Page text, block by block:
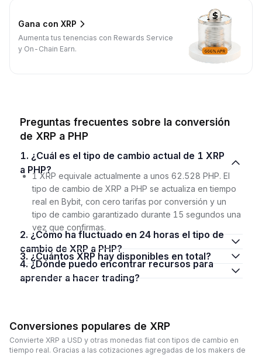
Gana con XRP
Aumenta tus tenencias con Rewards Service
y On-Chain Earn.
Preguntas frecuentes sobre la conversión
de XRP a PHP
1. ¿Cuál es el tipo de cambio actual de 1 XRP
a PHP?
1 XRP equivale actualmente a unos 62.528 PHP. El
tipo de cambio de XRP a PHP se actualiza en tiempo
real en Bybit, con cero tarifas por conversión y un
tipo de cambio garantizado durante 15 segundos una
vez que confirmas.
2. ¿Cómo ha fluctuado en 24 horas el tipo de
cambio de XRP a PHP?
3. ¿Cuántos XRP hay disponibles en total?
4. ¿Dónde puedo encontrar recursos para
aprender a hacer trading?
Conversiones populares de XRP
Convierte XRP a USD y otras monedas fiat con tipos de cambio en
tiempo real. Gracias a las cotizaciones agregadas de los makers de